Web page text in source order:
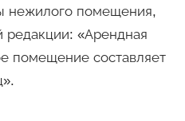
нежилого помещения,
редакции: «Арендная
помещение составляет